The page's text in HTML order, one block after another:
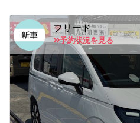
フリード
予約状況を見る